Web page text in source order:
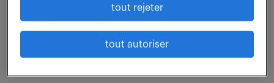
ingénieur d'armement f/h (f/h)
tout rejeter
tout autoriser